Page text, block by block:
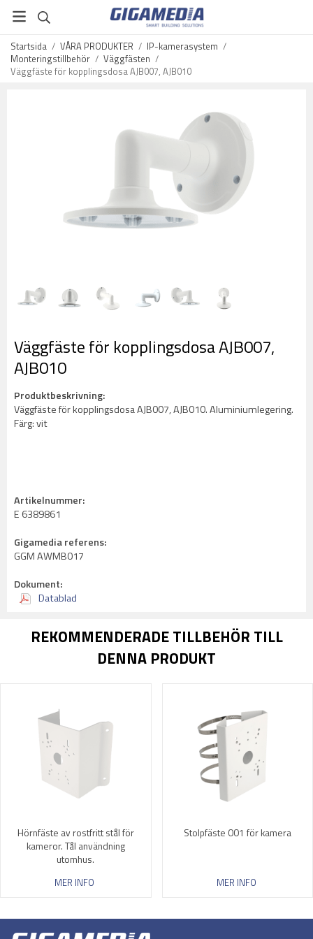
Startsida / VÅRA PRODUKTER / IP-kamerasystem /
Monteringstillbehör / Väggfästen /
Väggfäste för kopplingsdosa AJB007, AJB010
Väggfäste för kopplingsdosa AJB007,
AJB010
Produktbeskrivning:
Väggfäste för kopplingsdosa AJB007, AJB010. Aluminiumlegering.
Färg: vit
Artikelnummer:
E 6389861
Gigamedia referens:
GGM AWMB017
Dokument:
Datablad
REKOMMENDERADE TILLBEHÖR TILL
DENNA PRODUKT
Hörnfäste av rostfritt stål för
kameror. Tål användning
utomhus.
MER INFO
Stolpfäste 001 för kamera
MER INFO